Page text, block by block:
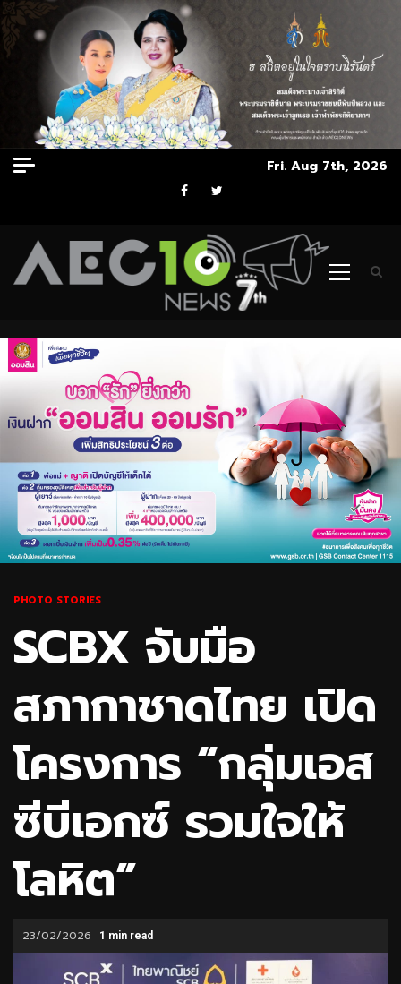
Skip
to
Fri. Aug 7th, 2026
Facebook
Twitter
Primary
PHOTO STORIES
SCBX จับมือ
สภากาชาดไทย เปิด
โครงการ “กลุ่มเอส
ซีบีเอกซ์ รวมใจให้
โลหิต”
23/02/2026 1 min read